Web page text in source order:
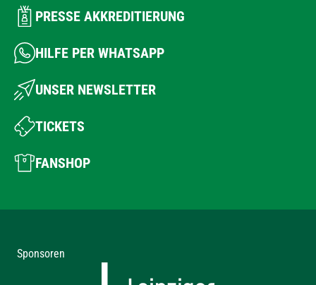
PRESSE AKKREDITIERUNG
HILFE PER WHATSAPP
UNSER NEWSLETTER
TICKETS
FANSHOP
Sponsoren